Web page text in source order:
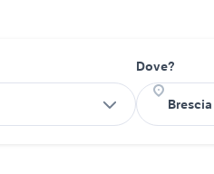
Dove?